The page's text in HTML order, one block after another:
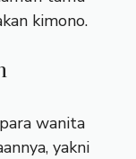
kimono.
wanita
yakni